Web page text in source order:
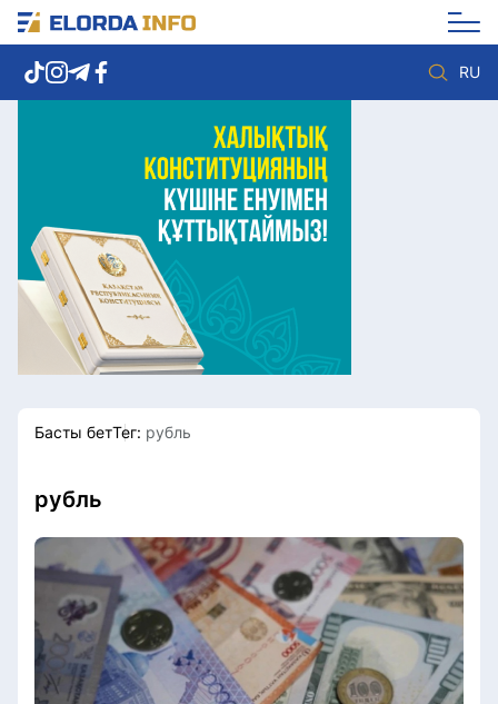
RU
Елорда жаңалықтары
Көзқарас
Саясат
Видео
Әлеумет
Экономика
Спорт
Мәдениет
Басты бетТег: рубль
рубль